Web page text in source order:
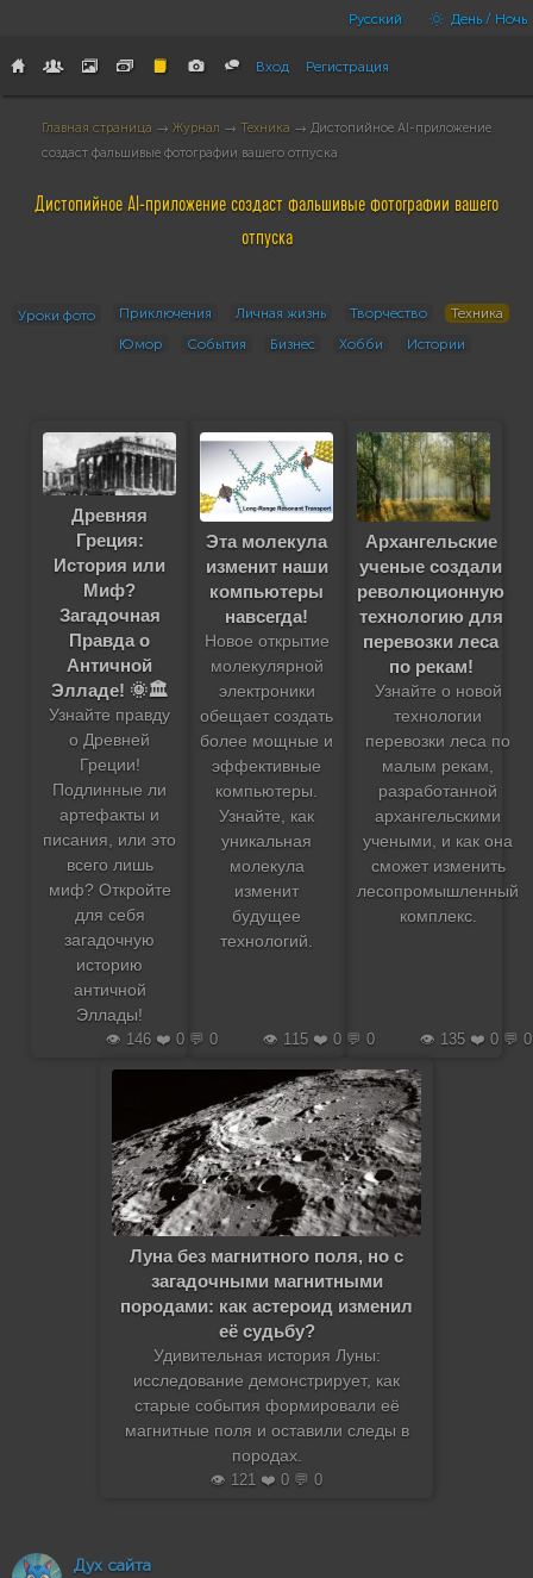
Русский День / Ночь
Вход Регистрация
Главная страница → Журнал → Техника → Дистопийное AI-приложение
создаст фальшивые фотографии вашего отпуска
Дистопийное AI-приложение создаст фальшивые фотографии вашего
отпуска
Уроки фото Приключения Личная жизнь Творчество
Техника
Юмор
События Бизнес Хобби Истории
Древняя
Греция:
История или
Миф?
Загадочная
Правда о
Античной
Элладе! 🌞🏛️
Узнайте правду
о Древней
Греции!
Подлинные ли
артефакты и
писания, или это
всего лишь
миф? Откройте
для себя
загадочную
историю
античной
Эллады!
👁️ 146 ❤️ 0 💬 0
Эта молекула
изменит наши
компьютеры
навсегда!
Новое открытие
молекулярной
электроники
обещает создать
более мощные и
эффективные
компьютеры.
Узнайте, как
уникальная
молекула
изменит
будущее
технологий.
👁️ 115 ❤️ 0 💬 0
Архангельские
ученые создали
революционную
технологию для
перевозки леса
по рекам!
Узнайте о новой
технологии
перевозки леса по
малым рекам,
разработанной
архангельскими
учеными, и как она
сможет изменить
лесопромышленный
комплекс.
👁️ 135 ❤️ 0 💬 0
Луна без магнитного поля, но с
загадочными магнитными
породами: как астероид изменил
её судьбу?
Удивительная история Луны:
исследование демонстрирует, как
старые события формировали её
магнитные поля и оставили следы в
породах.
👁️ 121 ❤️ 0 💬 0
Дух сайта